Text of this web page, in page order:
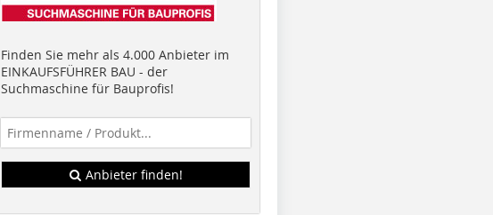
Finden Sie mehr als 4.000 Anbieter im
EINKAUFSFÜHRER BAU - der
Suchmaschine für Bauprofis!
Anbieter finden!